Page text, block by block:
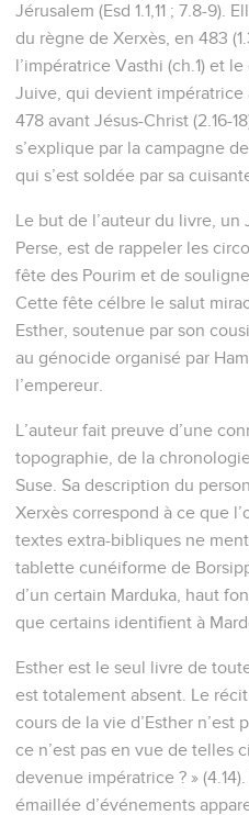
Jérusalem (Esd 1.1,11 ; 7.8-9).
du règne de Xerxès, en 483
l’impératrice Vasthi (ch.1) et
Juive, qui devient impératrice
478 avant Jésus-Christ (2.16-
s’explique par la campagne
qui s’est soldée par sa
Le but de l’auteur du livre,
Perse, est de rappeler les
fête des Pourim et de
Cette fête célbre le salut
Esther, soutenue par son
au génocide organisé par
l’empereur.
L’auteur fait preuve d’une
topographie, de la
Suse. Sa description du
Xerxès correspond à ce que
textes extra-bibliques ne
tablette cunéiforme de
d’un certain Marduka, haut
que certains identifient à
Esther est le seul livre de
est totalement absent. Le
cours de la vie d’Esther n’est
ce n’est pas en vue de telles
devenue impératrice ? »
émaillée d’événements